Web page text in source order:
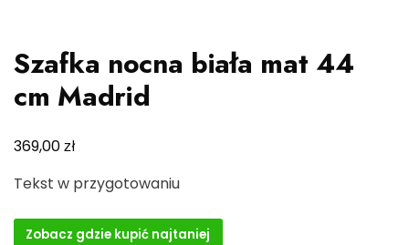
Szafka nocna biała mat 44
cm Madrid
369,00zł
Tekst w przygotowaniu
Zobacz gdzie kupić najtaniej